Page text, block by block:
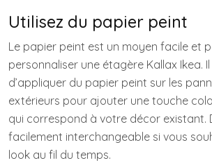
Utilisez du papier peint
Le papier peint est un moyen facile et
personnaliser une étagère Kallax Ikea.
d’appliquer du papier peint sur les
extérieurs pour ajouter une touche
qui correspond à votre décor existant.
facilement interchangeable si vous
look au fil du temps.